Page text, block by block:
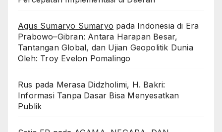
Agus Sumaryo Sumaryo pada Indonesia di Era
Prabowo–Gibran: Antara Harapan Besar,
Tantangan Global, dan Ujian Geopolitik Dunia
Oleh: Troy Evelon Pomalingo
Rus pada Merasa Didzholimi, H. Bakri:
Informasi Tanpa Dasar Bisa Menyesatkan
Publik